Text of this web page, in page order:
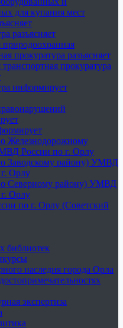
для купания мест
разъясняет
природоохранная
прокуратура разъясняет
прокуратура
информирует
Железнодорожному
России по г. Орлу
Заводскому району) УМВД
Орлу
Северному району) УМВД
Орлу
по г. Орлу (Советский
библиотек
наследия города Орла
экспертиза